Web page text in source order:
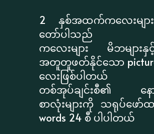
2 နှစ်အထက်ကလေးမျာ
တော်ပါသည်
ကလေးများ မိဘများ
အတူတူဖတ်နိုင်သော
လေးဖြစ်ပါတယ်
တစ်အုပ်ချင်းစီ၏ နေ
စာလုံးများကို သရုပ်ဖော်ထ
words 24 စီ ပါပါတယ်